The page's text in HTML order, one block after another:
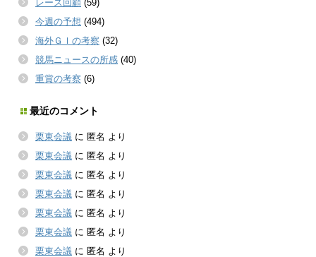
レース回顧 (59)
今週の予想 (494)
海外ＧＩの考察 (32)
競馬ニュースの所感 (40)
重賞の考察 (6)
最近のコメント
栗東会議 に 匿名 より
栗東会議 に 匿名 より
栗東会議 に 匿名 より
栗東会議 に 匿名 より
栗東会議 に 匿名 より
栗東会議 に 匿名 より
栗東会議 に 匿名 より